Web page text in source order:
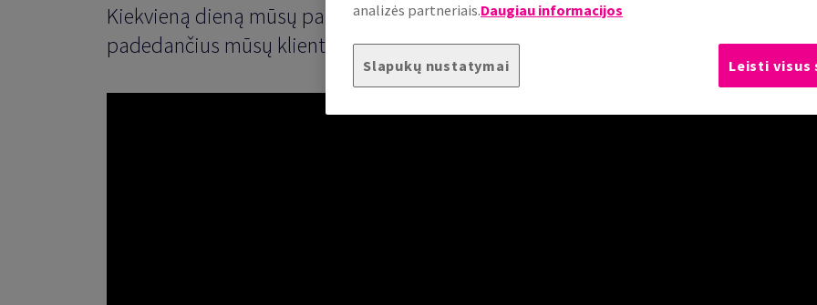
Kiekvieną dieną mūsų patirtis ir į klientą orientuotas požiūris skatina mus kurti
padedančius mūsų klientams susidoroti su pakavimo iššūkiais ir viršyti išsikeltus
analizės partneriais.Daugiau informacijos
Slapukų nustatymai Leisti visus